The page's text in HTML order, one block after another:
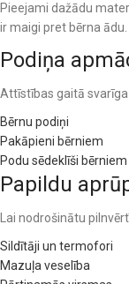
Pieejami dažādu
ir maigi pret bērna ādu.
Podiņa
Attīstības gaitā
Bērnu podiņi
Pakāpieni bērniem
Podu sēdeklīši bērniem
Papildu
Lai nodrošinātu
Sildītāji un termofori
Mazuļa veselība